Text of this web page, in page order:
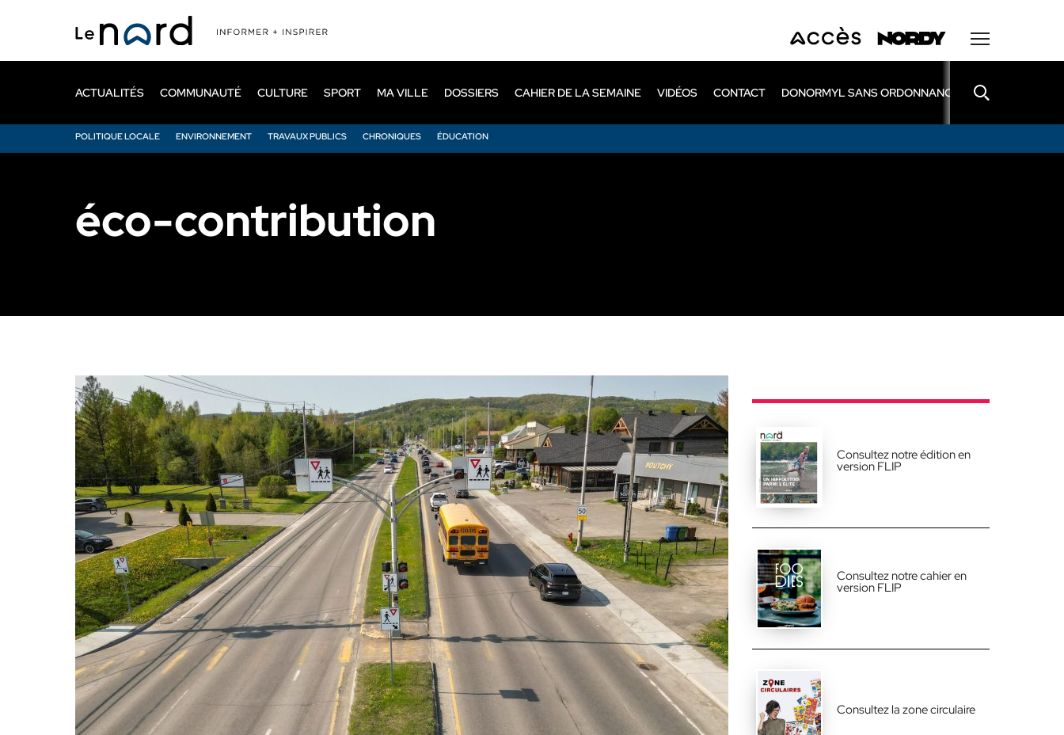
principal
ACTUALITÉS
POLITIQUE LOCALE ENVIRONNEMENT TRAVAUX PUBLICS CHRONIQUES ÉDUCATION
COMMUNAUTÉ CULTURE SPORT MA VILLE DOSSIERS CAHIER DE LA SEMAINE VIDÉOS CONTACT DONORMYL SANS ORDONNANCE LEXOMIL SANS
éco-contribution
Consultez notre édition en
version FLIP
Consultez notre cahier en
version FLIP
Consultez la zone circulaire